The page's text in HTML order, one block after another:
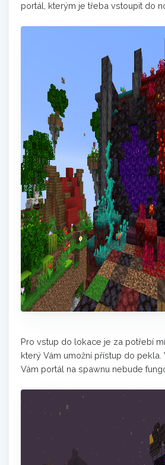
portál, kterým je třeba vstoupit do
Pro vstup do lokace je za potřebí
který Vám umožní přístup do
Vám portál na spawnu nebude